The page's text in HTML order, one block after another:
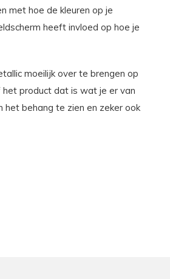
met hoe de kleuren op je
heeft invloed op hoe je
moeilijk over te brengen op
product dat is wat je er van
het behang te zien en zeker ook